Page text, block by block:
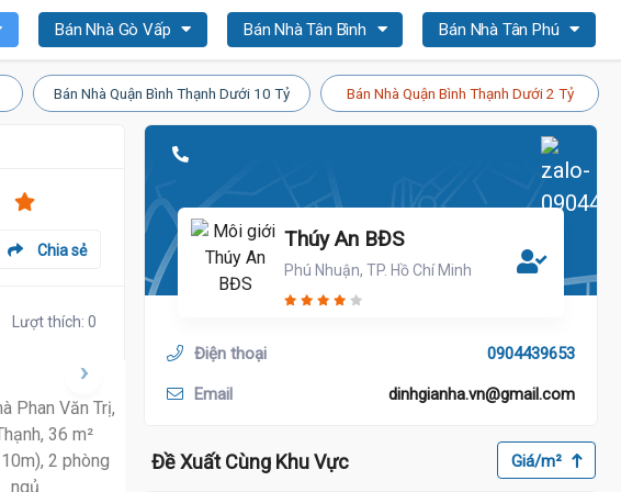
Bán Nhà Gò Vấp Bán Nhà Tân Bình Bán Nhà Tân Phú
Bán Nhà Quận Bình Thạnh Dưới 10 Tỷ Bán Nhà Quận Bình Thạnh Dưới 2 Tỷ
Chia sẻ
Lượt thích: 0
Thúy An BĐS
Phú Nhuận, TP. Hồ Chí Minh
Điện thoại 0904439653
Email dinhgianha.vn@gmail.com
Đề Xuất Cùng Khu Vực Giá/m²